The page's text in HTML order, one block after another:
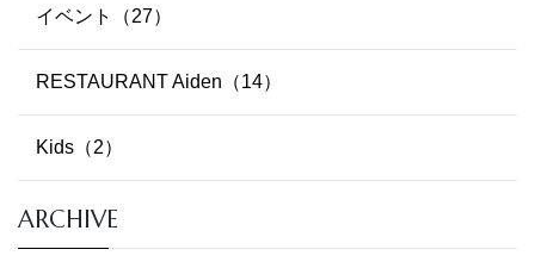
イベント（27）
RESTAURANT Aiden（14）
Kids（2）
ARCHIVE